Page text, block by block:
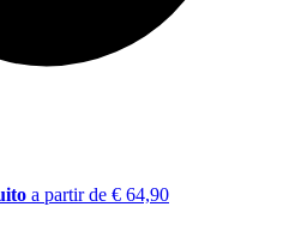
a partir de € 64,90